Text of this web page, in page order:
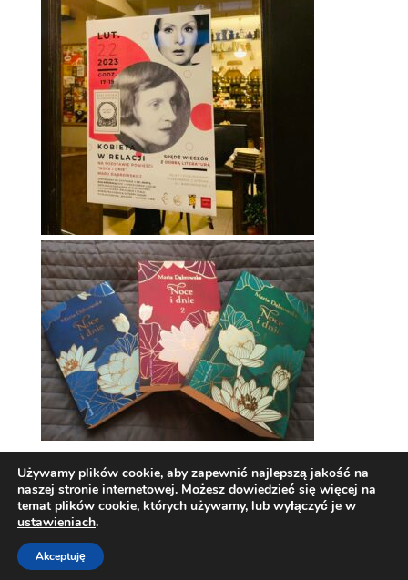
Używamy plików cookie, aby zapewnić najlepszą jakość na
naszej stronie internetowej. Możesz dowiedzieć się więcej na
temat plików cookie, których używamy, lub wyłączyć je w
ustawieniach.
Akceptuję